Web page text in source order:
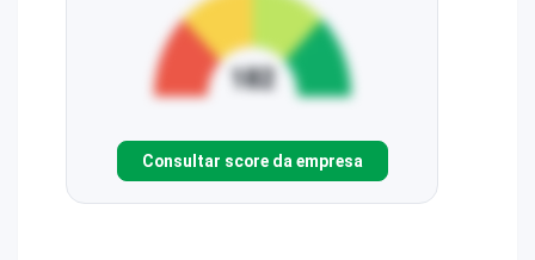
Consultar score da empresa